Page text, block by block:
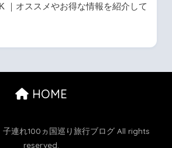
｜オススメやお得な情報を紹介して
HOME
連れ100ヵ国巡り旅行ブログ All rights
reserved.